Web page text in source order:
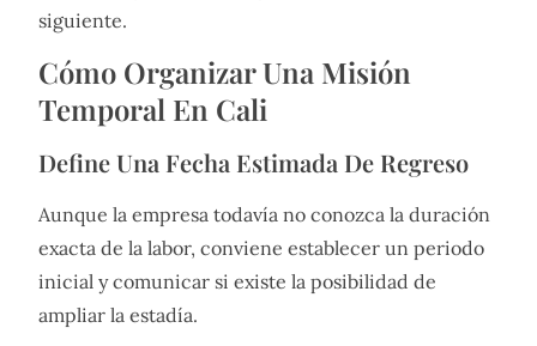
siguiente.
Cómo Organizar Una Misión
Temporal En Cali
Define Una Fecha Estimada De Regreso
Aunque la empresa todavía no conozca la duración
exacta de la labor, conviene establecer un periodo
inicial y comunicar si existe la posibilidad de
ampliar la estadía.